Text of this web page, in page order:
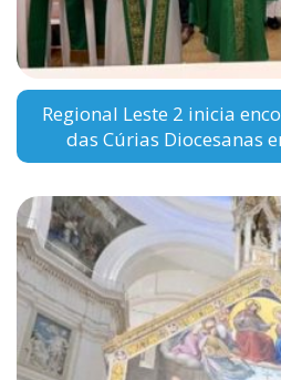
Regional Leste 2 inicia
das Cúrias Diocesanas